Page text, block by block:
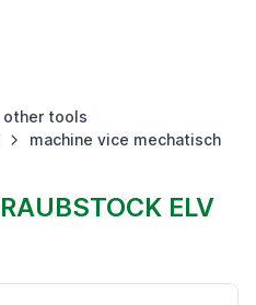
other tools
machine vice mechatisch
ELV